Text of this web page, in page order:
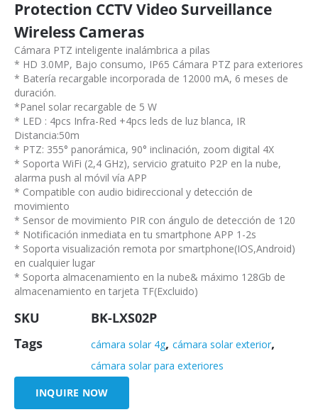
Protection CCTV Video Surveillance
Wireless Cameras
Cámara PTZ inteligente inalámbrica a pilas
* HD 3.0MP, Bajo consumo, IP65 Cámara PTZ para exteriores
* Batería recargable incorporada de 12000 mA, 6 meses de
duración.
*Panel solar recargable de 5 W
* LED : 4pcs Infra-Red +4pcs leds de luz blanca, IR
Distancia:50m
* PTZ: 355° panorámica, 90° inclinación, zoom digital 4X
* Soporta WiFi (2,4 GHz), servicio gratuito P2P en la nube,
alarma push al móvil vía APP
* Compatible con audio bidireccional y detección de
movimiento
* Sensor de movimiento PIR con ángulo de detección de 120
* Notificación inmediata en tu smartphone APP 1-2s
* Soporta visualización remota por smartphone(IOS,Android)
en cualquier lugar
* Soporta almacenamiento en la nube& máximo 128Gb de
almacenamiento en tarjeta TF(Excluido)
SKU
BK-LXS02P
Tags
cámara solar 4g, cámara solar exterior,
cámara solar para exteriores
INQUIRE NOW